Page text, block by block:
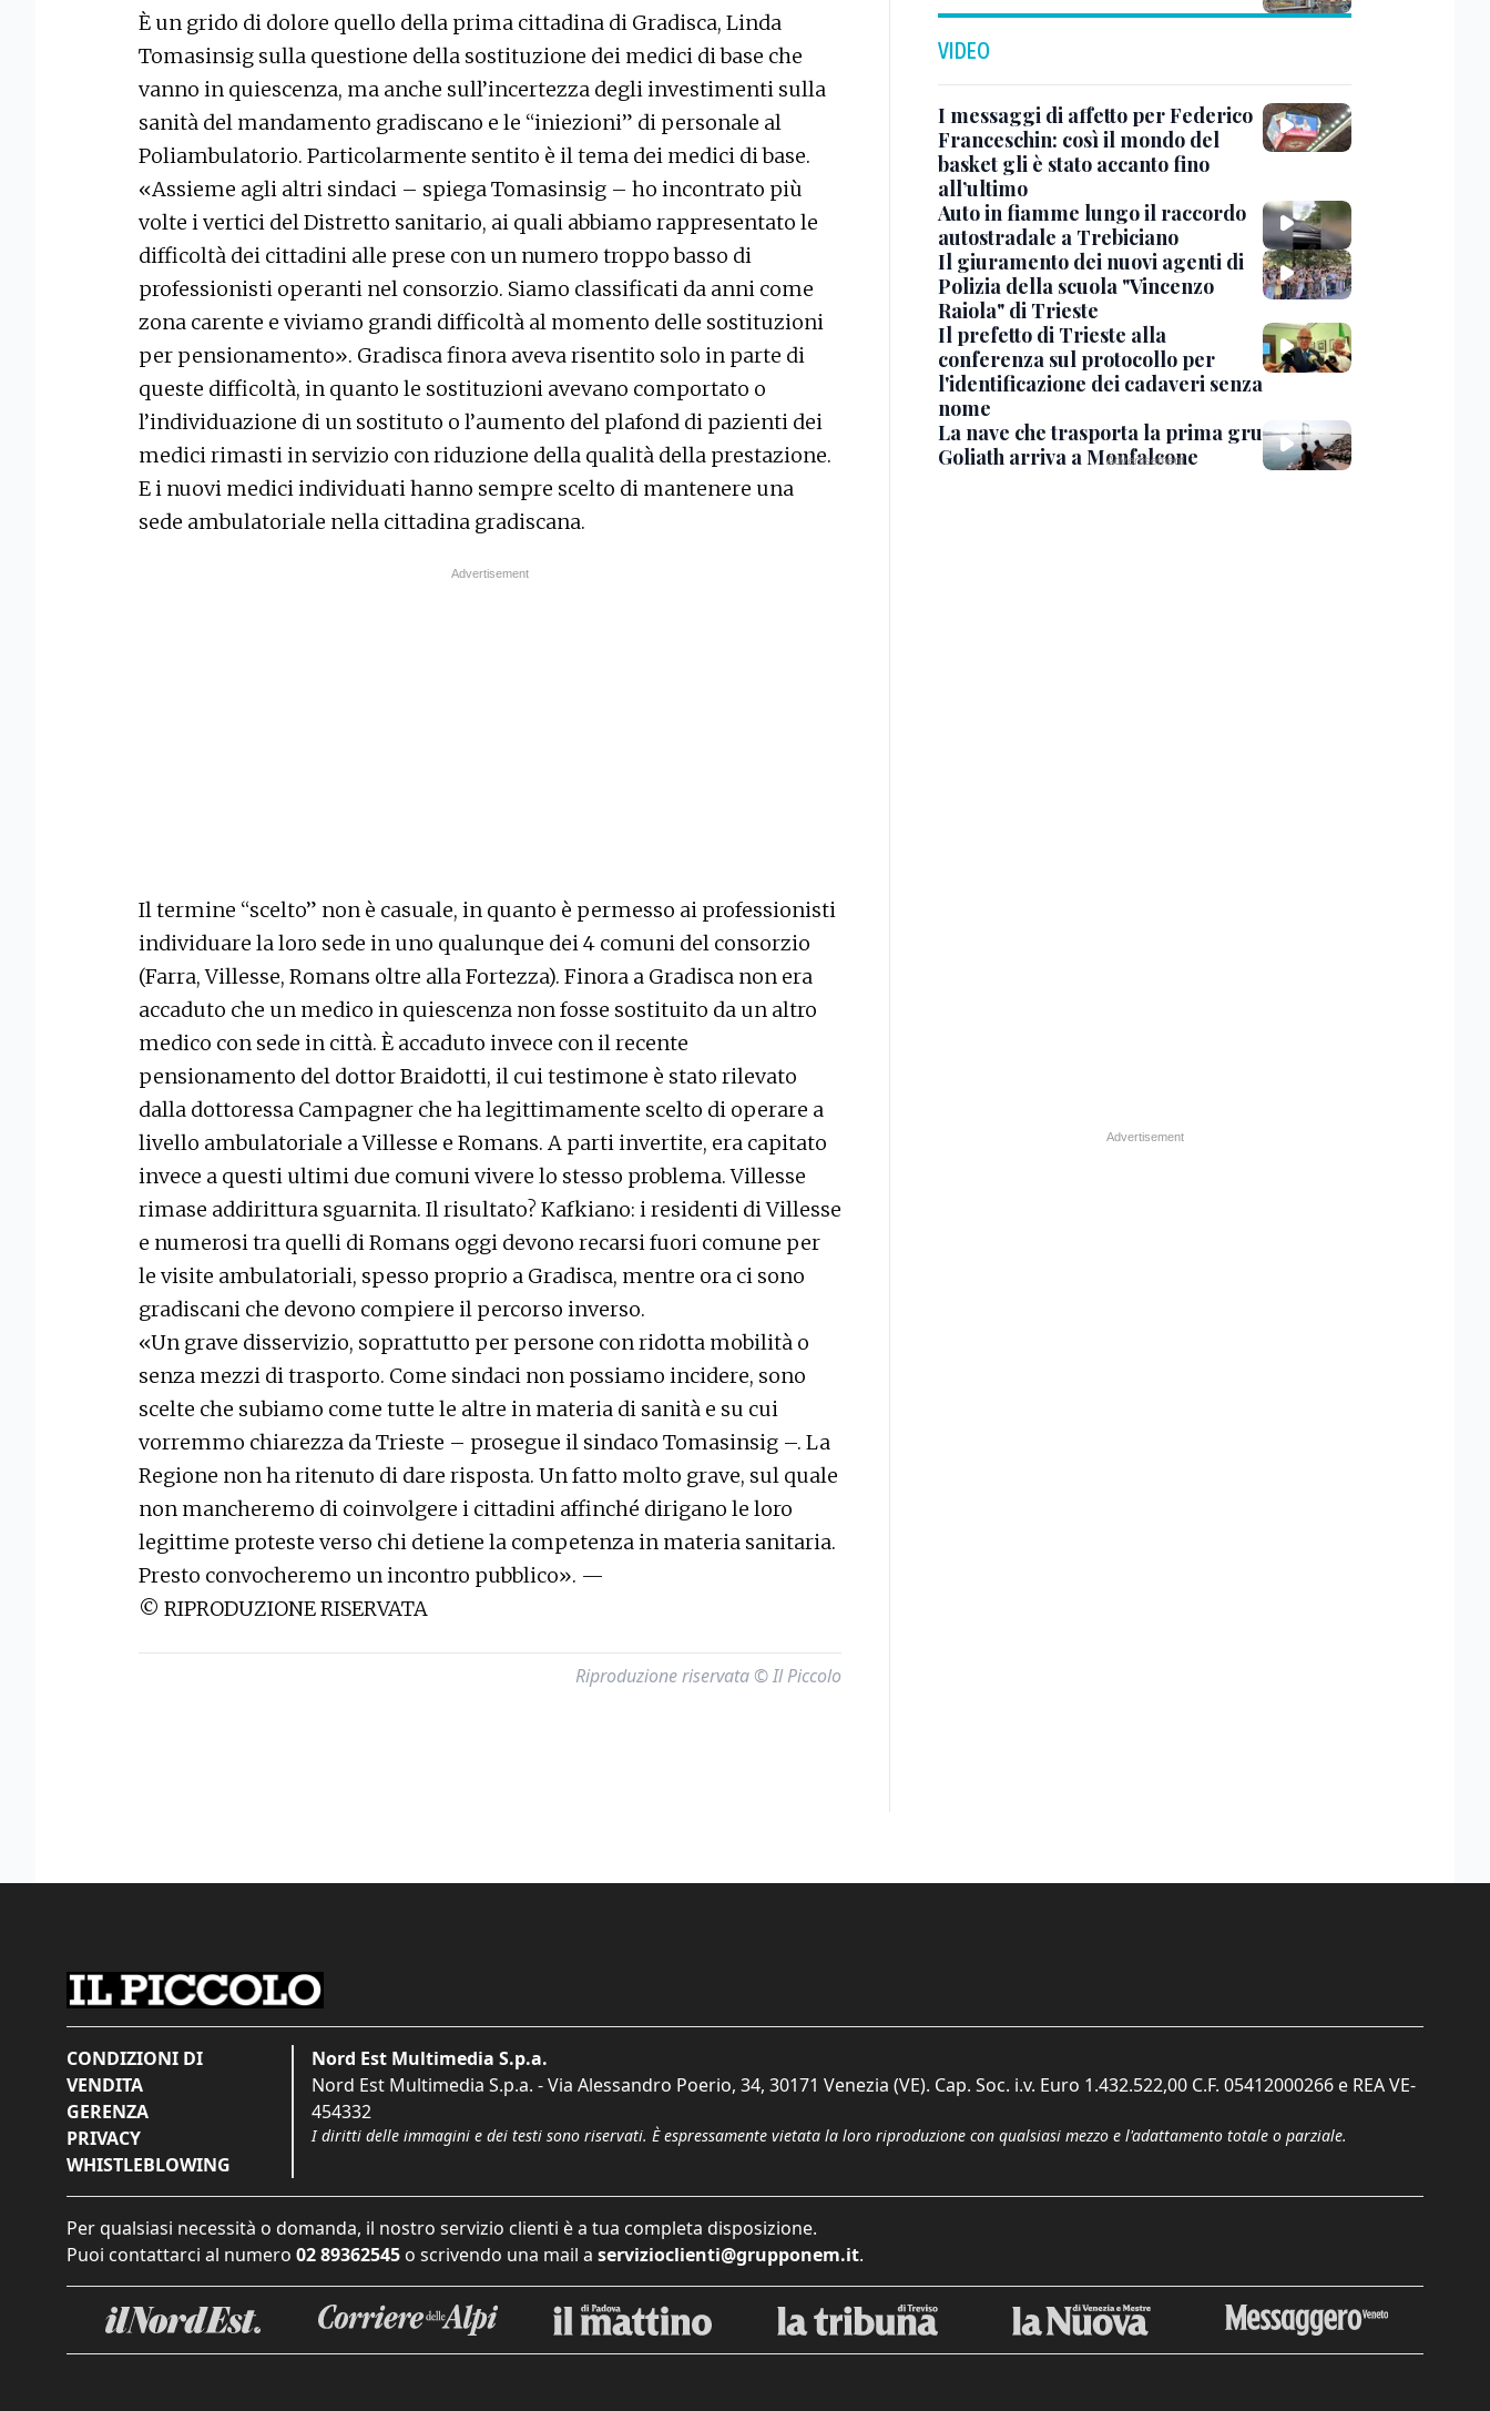
È un grido di dolore quello della prima cittadina di Gradisca, Linda
Tomasinsig sulla questione della sostituzione dei medici di base che
vanno in quiescenza, ma anche sull’incertezza degli investimenti sulla
sanità del mandamento gradiscano e le “iniezioni” di personale al
Poliambulatorio. Particolarmente sentito è il tema dei medici di base.
«Assieme agli altri sindaci – spiega Tomasinsig – ho incontrato più
volte i vertici del Distretto sanitario, ai quali abbiamo rappresentato le
difficoltà dei cittadini alle prese con un numero troppo basso di
professionisti operanti nel consorzio. Siamo classificati da anni come
zona carente e viviamo grandi difficoltà al momento delle sostituzioni
per pensionamento». Gradisca finora aveva risentito solo in parte di
queste difficoltà, in quanto le sostituzioni avevano comportato o
l’individuazione di un sostituto o l’aumento del plafond di pazienti dei
medici rimasti in servizio con riduzione della qualità della prestazione.
E i nuovi medici individuati hanno sempre scelto di mantenere una
sede ambulatoriale nella cittadina gradiscana.
Il termine “scelto” non è casuale, in quanto è permesso ai professionisti
individuare la loro sede in uno qualunque dei 4 comuni del consorzio
(Farra, Villesse, Romans oltre alla Fortezza). Finora a Gradisca non era
accaduto che un medico in quiescenza non fosse sostituito da un altro
medico con sede in città. È accaduto invece con il recente
pensionamento del dottor Braidotti, il cui testimone è stato rilevato
dalla dottoressa Campagner che ha legittimamente scelto di operare a
livello ambulatoriale a Villesse e Romans. A parti invertite, era capitato
invece a questi ultimi due comuni vivere lo stesso problema. Villesse
rimase addirittura sguarnita. Il risultato? Kafkiano: i residenti di Villesse
e numerosi tra quelli di Romans oggi devono recarsi fuori comune per
le visite ambulatoriali, spesso proprio a Gradisca, mentre ora ci sono
gradiscani che devono compiere il percorso inverso.
«Un grave disservizio, soprattutto per persone con ridotta mobilità o
senza mezzi di trasporto. Come sindaci non possiamo incidere, sono
scelte che subiamo come tutte le altre in materia di sanità e su cui
vorremmo chiarezza da Trieste – prosegue il sindaco Tomasinsig –. La
Regione non ha ritenuto di dare risposta. Un fatto molto grave, sul quale
non mancheremo di coinvolgere i cittadini affinché dirigano le loro
legittime proteste verso chi detiene la competenza in materia sanitaria.
Presto convocheremo un incontro pubblico». —
© RIPRODUZIONE RISERVATA
Riproduzione riservata © Il Piccolo
VIDEO
I messaggi di affetto per Federico
Franceschin: così il mondo del
basket gli è stato accanto fino
all’ultimo
Auto in fiamme lungo il raccordo
autostradale a Trebiciano
Il giuramento dei nuovi agenti di
Polizia della scuola "Vincenzo
Raiola" di Trieste
Il prefetto di Trieste alla
conferenza sul protocollo per
l'identificazione dei cadaveri senza
nome
La nave che trasporta la prima gru
Goliath arriva a Monfalcone
CONDIZIONI DI
VENDITA
GERENZA
PRIVACY
WHISTLEBLOWING
Nord Est Multimedia S.p.a.
Nord Est Multimedia S.p.a. - Via Alessandro Poerio, 34, 30171 Venezia (VE). Cap. Soc. i.v. Euro 1.432.522,00 C.F. 05412000266 e REA VE-
454332
I diritti delle immagini e dei testi sono riservati. È espressamente vietata la loro riproduzione con qualsiasi mezzo e l'adattamento totale o parziale.
Per qualsiasi necessità o domanda, il nostro servizio clienti è a tua completa disposizione.
Puoi contattarci al numero 02 89362545 o scrivendo una mail a servizioclienti@grupponem.it.